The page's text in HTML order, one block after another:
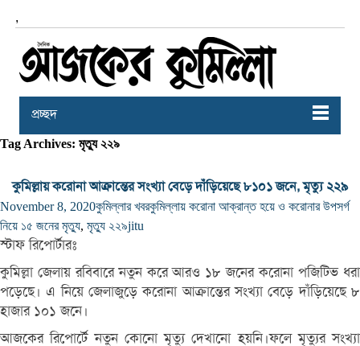
,
প্রচ্ছদ
Tag Archives: মৃত্যু ২২৯
কুমিল্লায় করোনা আক্রান্তের সংখ্যা বেড়ে দাঁড়িয়েছে ৮১০১ জনে, মৃত্যু ২২৯
November 8, 2020কুমিল্লার খবরকুমিল্লায় করোনা আক্রান্ত হয়ে ও করোনার উপসর্গ
নিয়ে ১৫ জনের মৃত্যু, মৃত্যু ২২৯jitu
স্টাফ রিপোর্টারঃ
কুমিল্লা জেলায় রবিবারে নতুন করে আরও ১৮ জনের করোনা পজিটিভ ধরা
পড়েছে। এ নিয়ে জেলাজুড়ে করোনা আক্রান্তের সংখ্যা বেড়ে দাঁড়িয়েছে ৮
হাজার ১০১ জনে।
আজকের রিপোর্টে নতুন কোনো মৃত্যু দেখানো হয়নি।ফলে মৃত্যুর সংখ্যা